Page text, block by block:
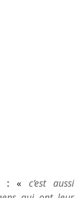
: « c’est aussi